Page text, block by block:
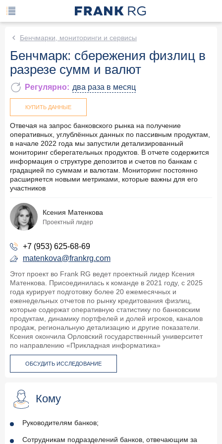
Бенчмарки, мониторинги и сервисы
Бенчмарк: сбережения физлиц в
разрезе сумм и валют
Регулярно: два раза в месяц
КУПИТЬ ДАННЫЕ
Отвечая на запрос банковского рынка на получение
оперативных, углублённых данных по пассивным продуктам,
в начале 2022 года мы запустили детализированный
мониторинг сберегательных продуктов. В отчете содержится
информация о структуре депозитов и счетов по банкам с
градацией по суммам и валютам. Мониторинг постоянно
расширяется новыми метриками, которые важны для его
участников
Ксения Матенкова
Проектный лидер
+7 (953) 625-68-69
matenkova@frankrg.com
Этот проект во Frank RG ведет проектный лидер Ксения
Матенкова. Присоединилась к команде в 2021 году, с 2025
года курирует подготовку более 20 ежемесячных и
еженедельных отчетов по рынку кредитования физлиц,
которые содержат оперативную статистику по банковским
продуктам, динамику портфелей и долей игроков, каналов
продаж, региональную детализацию и другие показатели.
Ксения окончила Орловский государственный университет
по направлению «Прикладная информатика»
ОБСУДИТЬ ИССЛЕДОВАНИЕ
Кому
Руководителям банков;
Сотрудникам подразделений банков, отвечающим за